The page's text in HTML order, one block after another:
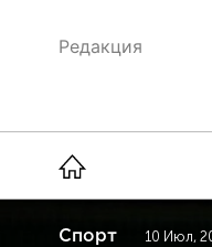
Редакция
Спорт 10 Июл,